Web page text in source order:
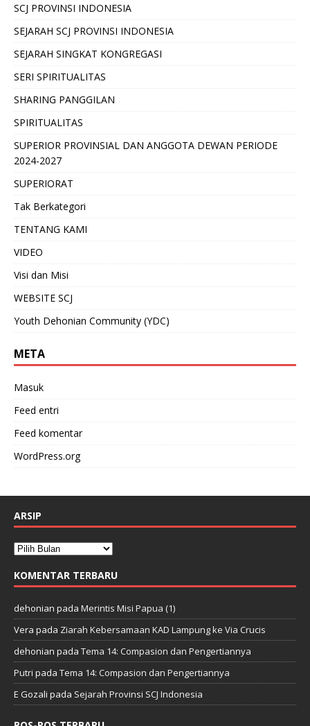
SCJ PROVINSI INDONESIA
SEJARAH SCJ PROVINSI INDONESIA
SEJARAH SINGKAT KONGREGASI
SERI SPIRITUALITAS
SHARING PANGGILAN
SPIRITUALITAS
SUPERIOR PROVINSIAL DAN ANGGOTA DEWAN PERIODE
2024-2027
SUPERIORAT
Tak Berkategori
TENTANG KAMI
VIDEO
Visi dan Misi
WEBSITE SCJ
Youth Dehonian Community (YDC)
META
Masuk
Feed entri
Feed komentar
WordPress.org
ARSIP
KOMENTAR TERBARU
dehonian pada Merintis Misi Papua (1)
Vera pada Ziarah Kebersamaan KAD Lampung ke Via Crucis
dehonian pada Tema 14: Compasion dan Pengertiannya
Putri pada Tema 14: Compasion dan Pengertiannya
E Gozali pada Sejarah Provinsi SCJ Indonesia